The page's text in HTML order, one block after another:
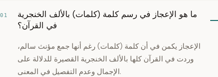
01
ما هو الإعجاز في رسم كلمة (كلمات) بالألف الخنجرية
في القرآن؟
الإعجاز يكمن في أن كلمة (كلمات) رغم أنها جمع مؤنث سالم،
وردت في القرآن كلها بالألف الخنجرية القصيرة للدلالة على
الإجمال وعدم التفصيل في المعنى.